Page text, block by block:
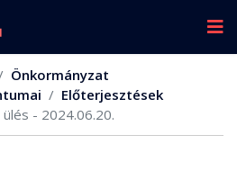
Önkormányzat
Előterjesztések
- 2024.06.20.